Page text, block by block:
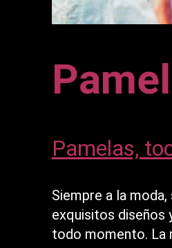
Pamelas,
Siempre a la moda,
exquisitos diseños
todo momento. La